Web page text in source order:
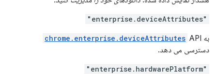
"enterprise.deviceAttributes"
به chrome.enterprise.deviceAttributes API
دسترسی می دهد.
"enterprise.hardwarePlatform"